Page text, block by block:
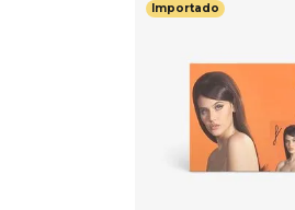
Importado